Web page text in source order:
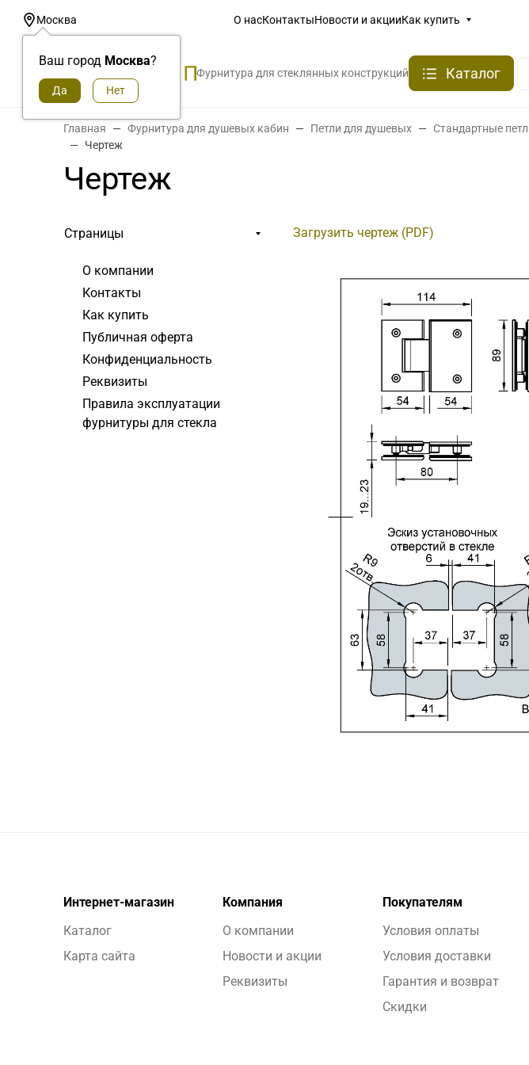
Москва
Ваш город Москва?
О насКонтактыНовости и акцииКак купить
Фурнитура для стеклянных конструкций Каталог
Главная Фурнитура для душевых кабин Петли для душевых Стандартные
Чертеж
Чертеж
Страницы
О компании
Контакты
Как купить
Публичная оферта
Конфиденциальность
Реквизиты
Правила эксплуатации
фурнитуры для стекла
Загрузить чертеж (PDF)
Интернет-магазин
Каталог
Карта сайта
Компания
О компании
Новости и акции
Реквизиты
Покупателям
Условия оплаты
Условия доставки
Гарантия и возврат
Скидки